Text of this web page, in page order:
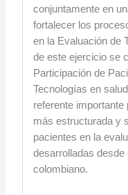
conjuntamente en
fortalecer los
en la Evaluación de
de este ejercicio se
Participación de
Tecnologías en
referente
más estructurada y
pacientes en la
desarrolladas desde
colombiano.